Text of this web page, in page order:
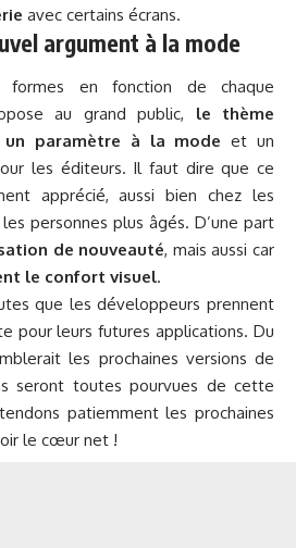
avec certains écrans.
argument à la mode
formes en fonction de chaque
au grand public, le thème
paramètre à la mode et un
les éditeurs. Il faut dire que ce
apprécié, aussi bien chez les
personnes plus âgés. D’une part
de nouveauté, mais aussi car
le confort visuel.
que les développeurs prennent
pour leurs futures applications. Du
les prochaines versions de
seront toutes pourvues de cette
patiemment les prochaines
le cœur net !